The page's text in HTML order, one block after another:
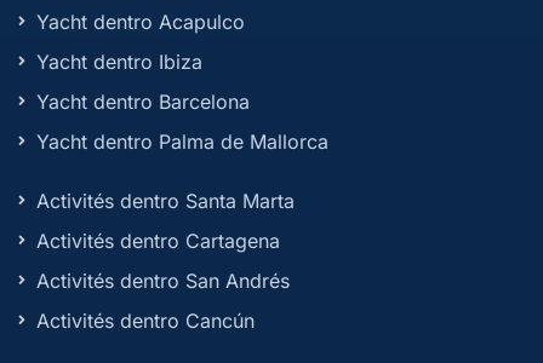
Yacht dentro Acapulco
Yacht dentro Ibiza
Yacht dentro Barcelona
Yacht dentro Palma de Mallorca
Activités dentro Santa Marta
Activités dentro Cartagena
Activités dentro San Andrés
Activités dentro Cancún